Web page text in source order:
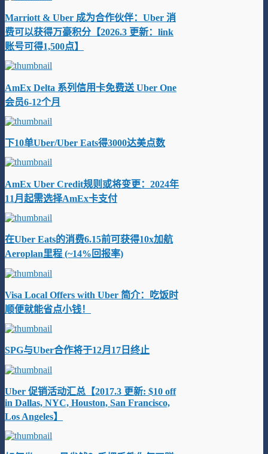
Marriott & Uber 成为合作伙伴：Uber 消
费可以获得万豪积分【2026.3 更新：link
账号可得1,500点】
AmEx Delta 系列信用卡免费送 Uber One
会员6-12个月
下10单Uber/Uber Eats得3000达美点数
AmEx Uber Credit规则或将变更：2024年
11月起需选择AmEx卡支付
在Uber Eats的消费6.15前可获得10x加航
Aeroplan里程 (~14%回报率)
Visa Local Offers with Uber 简介：吃饭时
顺便就能省点小钱！
SPG与Uber合作将于12月17日终止
Uber 促销活动汇总【2017.3 更新: $10 off
in Dallas, NYC, Houston, San Francisco,
Los Angeles】